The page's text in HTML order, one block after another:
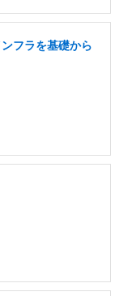
フラを基礎から